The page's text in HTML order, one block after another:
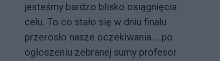
jesteśmy bardzo blisko osiągnięcia
celu. To co stało się w dniu finału
przerosło nasze oczekiwania. ...po
ogłoszeniu zebranej sumy profesor